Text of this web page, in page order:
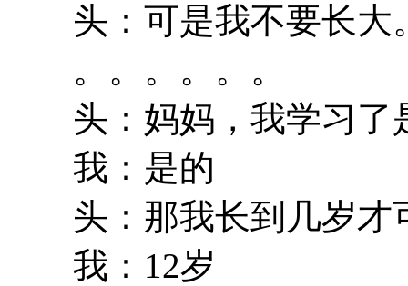
头：可是我不要长
。。。。。。
头：妈妈，我学习了
我：是的
头：那我长到几岁才
我：12岁